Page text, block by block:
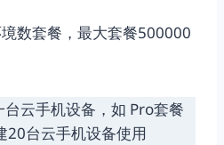
数套餐，最大套餐500000
云手机设备，如 Pro套餐
20台云手机设备使用